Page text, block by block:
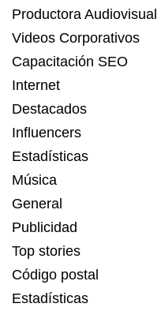
Productora Audiovisual
Videos Corporativos
Capacitación SEO
Internet
Destacados
Influencers
Estadísticas
Música
General
Publicidad
Top stories
Código postal
Estadísticas